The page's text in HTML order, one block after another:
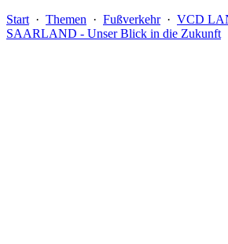
Start · Themen · Fußverkehr· VCD
SAARLAND - Unser Blick in die Zukunft